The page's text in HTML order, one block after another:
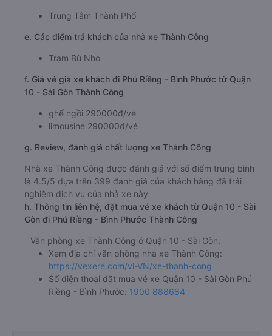
Trung Tâm Thành Phố
e. Các điểm trả khách của nhà xe Thành Công
Trạm Bù Nho
f. Giá vé giá xe khách đi Phú Riềng - Bình Phước từ Quận
10 - Sài Gòn Thành Công
ghế ngồi 290000đ/vé
limousine 290000đ/vé
g. Review, đánh giá chất lượng xe Thành Công
Nhà xe Thành Công được đánh giá với số điểm trung bình
là 4.5/5 dựa trên 399 đánh giá của khách hàng đã trải
nghiệm dịch vụ của nhà xe này.
h. Thông tin liên hệ, đặt mua vé xe khách từ Quận 10 - Sài
Gòn đi Phú Riềng - Bình Phước Thành Công
Văn phòng xe Thành Công ở Quận 10 - Sài Gòn:
Xem địa chỉ văn phòng nhà xe Thành Công:
https://vexere.com/vi-VN/xe-thanh-cong
Số điện thoại đặt mua vé xe Quận 10 - Sài Gòn Phú
Riềng - Bình Phước: 1900 888684